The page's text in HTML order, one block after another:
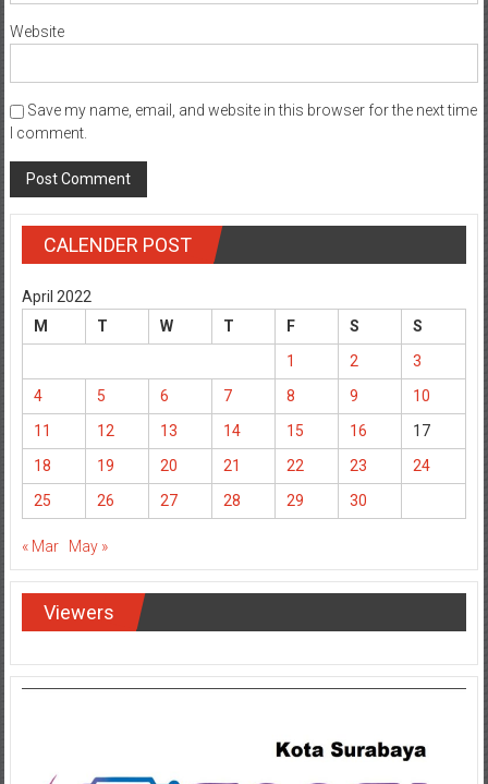
Website
Save my name, email, and website in this browser for the next time
I comment.
CALENDER POST
April 2022
M
T W T F S
S
1
2
3
4
5 6 7 8 9
10
11
12 13 14 15 16
17
18
19 20 21 22 23
24
25
26 27 28 29 30
« Mar May »
Viewers